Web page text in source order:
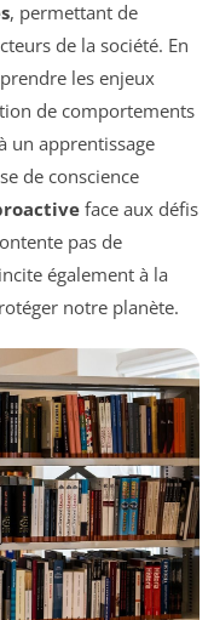
, permettant de
de la société. En
les enjeux
de comportements
un apprentissage
de conscience
face aux défis
pas de
également à la
notre planète.